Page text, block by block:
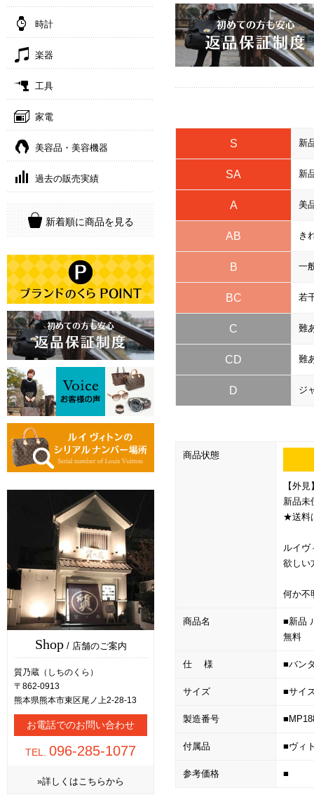
時計
楽器
工具
家電
美容品・美容機器
過去の販売実績
新着順に商品を見る
Shop/ 店舗のご案内
質乃蔵（しちのくら）
〒862-0913
熊本県熊本市東区尾ノ上2-28-13
お電話でのお問い合わせ
TEL. 096-285-1077
»詳しくはこちらから
S 新
SA 新
A 美
AB き
B 一
BC 若
C 難
CD 難
D ジ
商品状態
【外
新品未
★送料
ルイヴ
欲しい
何か不
商品名
■新品
無料
仕 様 ■バン
サイズ ■サイ
製造番号
付属品 ■ヴィ
参考価格 ■